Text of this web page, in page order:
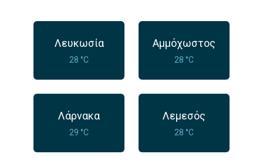
Λευκωσία
28 °C
Αμμόχωστος
28 °C
Λάρνακα
29 °C
Λεμεσός
28 °C